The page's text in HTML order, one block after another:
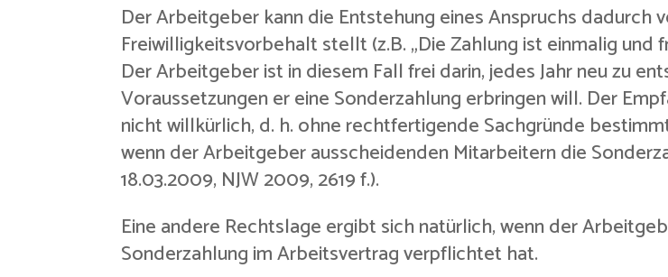
Der Arbeitgeber kann die Entstehung eines Anspruchs dadurch
Freiwilligkeitsvorbehalt stellt (z.B. „Die Zahlung ist einmalig und
Der Arbeitgeber ist in diesem Fall frei darin, jedes Jahr neu zu
Voraussetzungen er eine Sonderzahlung erbringen will. Der
nicht willkürlich, d. h. ohne rechtfertigende Sachgründe
wenn der Arbeitgeber ausscheidenden Mitarbeitern die
18.03.2009, NJW 2009, 2619 f.).
Eine andere Rechtslage ergibt sich natürlich, wenn der
Sonderzahlung im Arbeitsvertrag verpflichtet hat.